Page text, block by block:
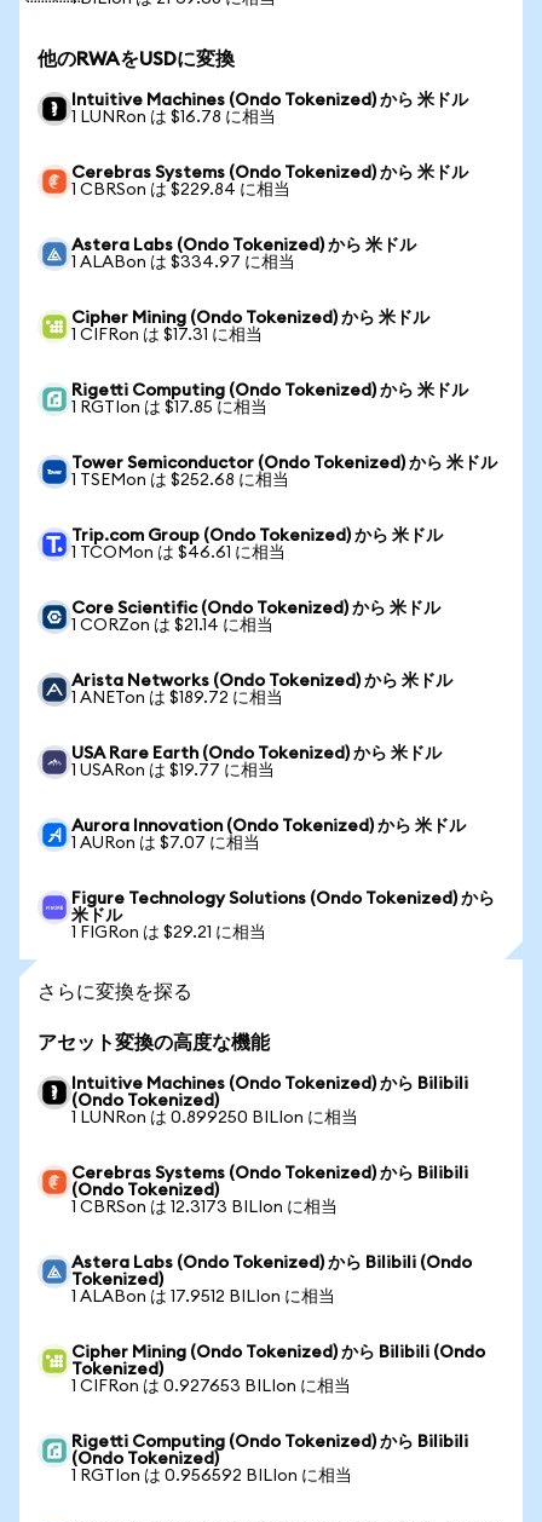
他のRWAをUSDに変換
Intuitive Machines (Ondo Tokenized) から 米ドル
1 LUNRon は $16.78 に相当
Cerebras Systems (Ondo Tokenized) から 米ドル
1 CBRSon は $229.84 に相当
Astera Labs (Ondo Tokenized) から 米ドル
1 ALABon は $334.97 に相当
Cipher Mining (Ondo Tokenized) から 米ドル
1 CIFRon は $17.31 に相当
Rigetti Computing (Ondo Tokenized) から 米ドル
1 RGTIon は $17.85 に相当
Tower Semiconductor (Ondo Tokenized) から 米ドル
1 TSEMon は $252.68 に相当
Trip.com Group (Ondo Tokenized) から 米ドル
1 TCOMon は $46.61 に相当
Core Scientific (Ondo Tokenized) から 米ドル
1 CORZon は $21.14 に相当
Arista Networks (Ondo Tokenized) から 米ドル
1 ANETon は $189.72 に相当
USA Rare Earth (Ondo Tokenized) から 米ドル
1 USARon は $19.77 に相当
Aurora Innovation (Ondo Tokenized) から 米ドル
1 AURon は $7.07 に相当
Figure Technology Solutions (Ondo Tokenized) から
米ドル
1 FIGRon は $29.21 に相当
さらに変換を探る
アセット変換の高度な機能
Intuitive Machines (Ondo Tokenized) から Bilibili
(Ondo Tokenized)
1 LUNRon は 0.899250 BILIon に相当
Cerebras Systems (Ondo Tokenized) から Bilibili
(Ondo Tokenized)
1 CBRSon は 12.3173 BILIon に相当
Astera Labs (Ondo Tokenized) から Bilibili (Ondo
Tokenized)
1 ALABon は 17.9512 BILIon に相当
Cipher Mining (Ondo Tokenized) から Bilibili (Ondo
Tokenized)
1 CIFRon は 0.927653 BILIon に相当
Rigetti Computing (Ondo Tokenized) から Bilibili
(Ondo Tokenized)
1 RGTIon は 0.956592 BILIon に相当